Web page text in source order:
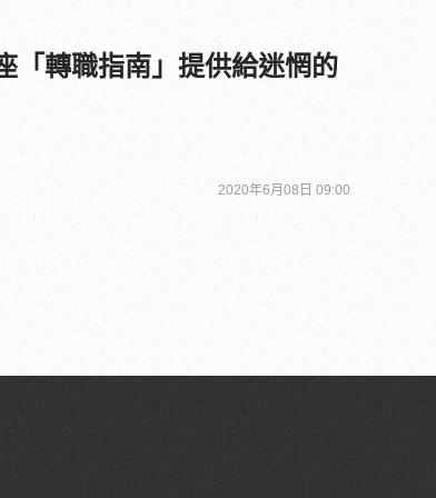
「轉職指南」提供給迷惘的
2020年6月08日 09:00